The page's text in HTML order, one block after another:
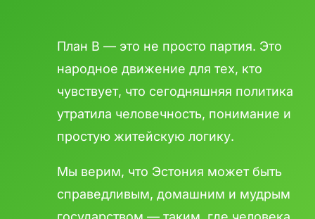
План B — это не просто партия. Это
народное движение для тех, кто
чувствует, что сегодняшняя политика
утратила человечность, понимание и
простую житейскую логику.
Мы верим, что Эстония может быть
справедливым, домашним и мудрым